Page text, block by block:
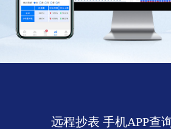
远程抄表 手机APP查